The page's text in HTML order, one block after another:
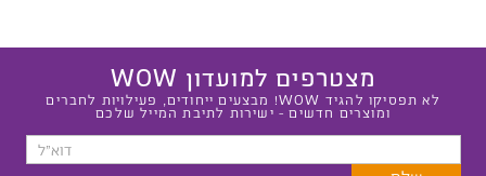
מצטרפים למועדון WOW
לא תפסיקו להגיד WOW! מבצעים ייחודים, פעילויות לחברים
ומוצרים חדשים - ישירות לתיבת המייל שלכם